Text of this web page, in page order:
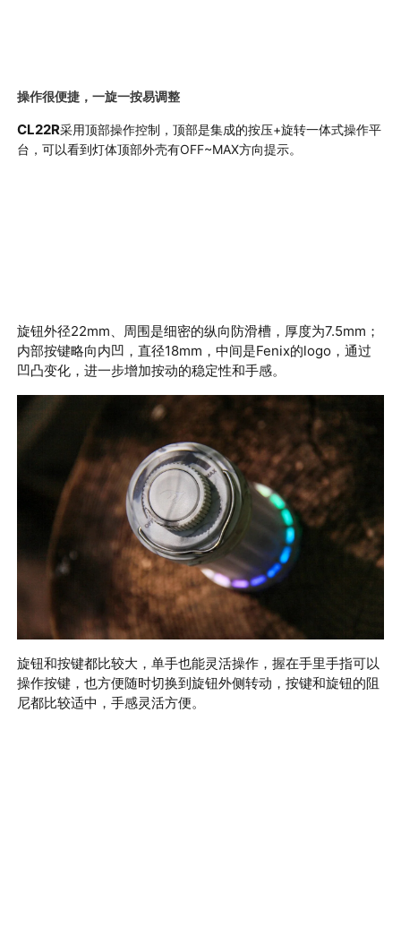
操作很便捷，一旋一按易调整
CL22R采用顶部操作控制，顶部是集成的按压+旋转一体式操作平
台，可以看到灯体顶部外壳有OFF~MAX方向提示。
旋钮外径22mm、周围是细密的纵向防滑槽，厚度为7.5mm ；
内部按键略向内凹，直径18mm ，中间是Fenix的logo ，通过
凹凸变化，进一步增加按动的稳定性和手感。
旋钮和按键都比较大，单手也能灵活操作，握在手里手指可以
操作按键，也方便随时切换到旋钮外侧转动，按键和旋钮的阻
尼都比较适中，手感灵活方便。